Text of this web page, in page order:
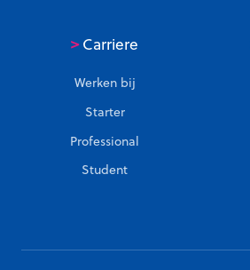
>Carriere
Werken bij
Starter
Professional
Student